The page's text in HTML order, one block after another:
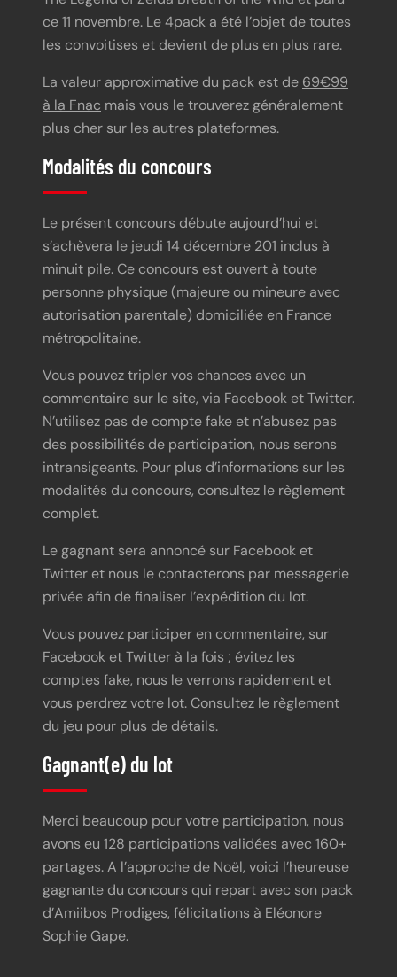
ce 11 novembre. Le 4pack a été l’objet de toutes
les convoitises et devient de plus en plus rare.
La valeur approximative du pack est de 69€99
à la Fnac mais vous le trouverez généralement
plus cher sur les autres plateformes.
Modalités du concours
Le présent concours débute aujourd’hui et
s’achèvera le jeudi 14 décembre 201 inclus à
minuit pile. Ce concours est ouvert à toute
personne physique (majeure ou mineure avec
autorisation parentale) domiciliée en France
métropolitaine.
Vous pouvez tripler vos chances avec un
commentaire sur le site, via Facebook et Twitter.
N’utilisez pas de compte fake et n’abusez pas
des possibilités de participation, nous serons
intransigeants. Pour plus d’informations sur les
modalités du concours, consultez le règlement
complet.
Le gagnant sera annoncé sur Facebook et
Twitter et nous le contacterons par messagerie
privée afin de finaliser l’expédition du lot.
Vous pouvez participer en commentaire, sur
Facebook et Twitter à la fois ; évitez les
comptes fake, nous le verrons rapidement et
vous perdrez votre lot. Consultez le règlement
du jeu pour plus de détails.
Gagnant(e) du lot
Merci beaucoup pour votre participation, nous
avons eu 128 participations validées avec 160+
partages. A l’approche de Noël, voici l’heureuse
gagnante du concours qui repart avec son pack
d’Amiibos Prodiges, félicitations à Eléonore
Sophie Gape.